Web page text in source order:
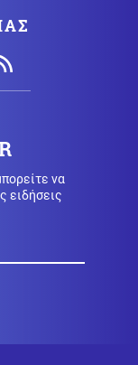
μοτοσικλετιστή
στη Λάπηθο
να
ειδήσεις